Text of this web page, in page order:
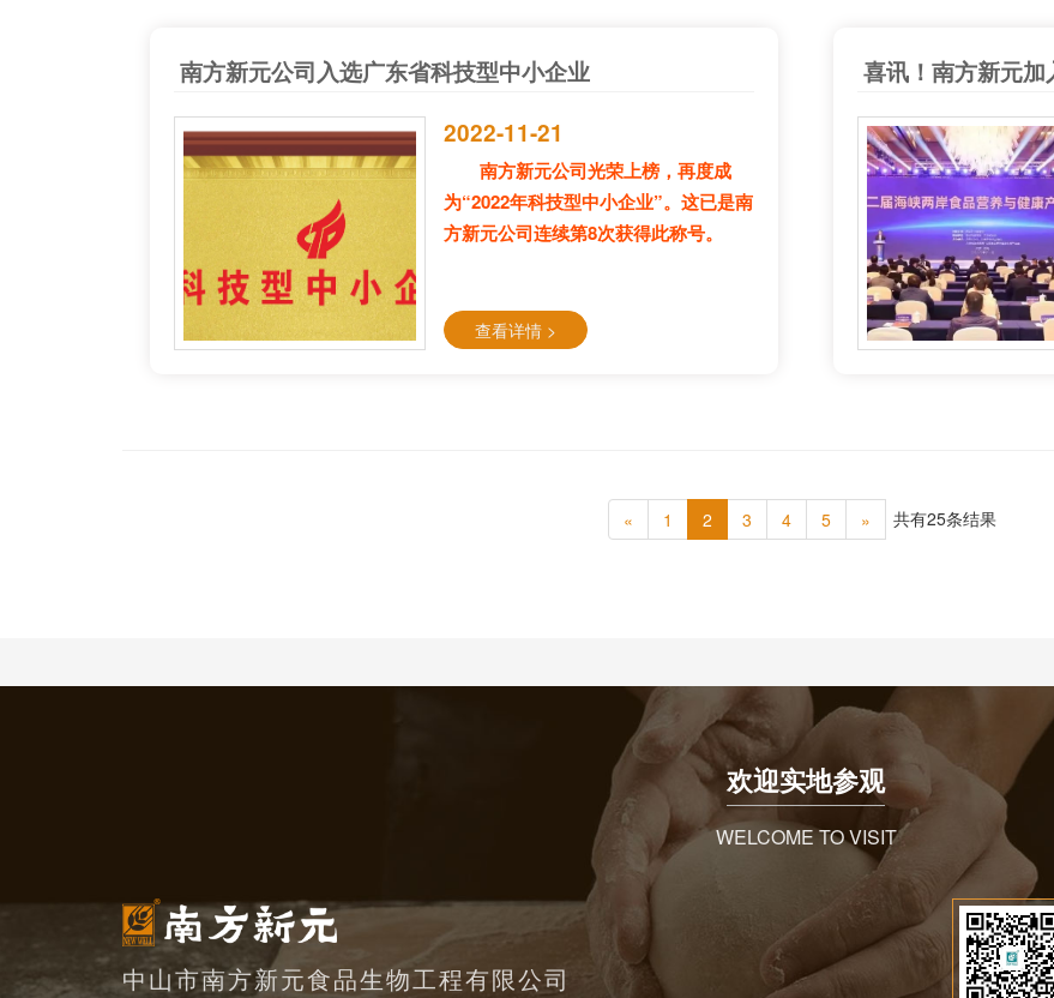
南方新元公司入选广东省科技型中小企业
2022-11-21
南方新元公司光荣上榜，再度成
为“2022年科技型中小企业”。这已是南
方新元公司连续第8次获得此称号。
查看详情 >
喜讯！南方新元
« 1 2 3 4 5 » 共有25条结果
欢迎实地参观
WELCOME TO VISIT
中山市南方新元食品生物工程有限公司